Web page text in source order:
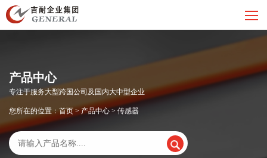
产品中心
专注于服务大型跨国公司及国内大中型企业
您所在的位置：首页 > 产品中心 > 传感器